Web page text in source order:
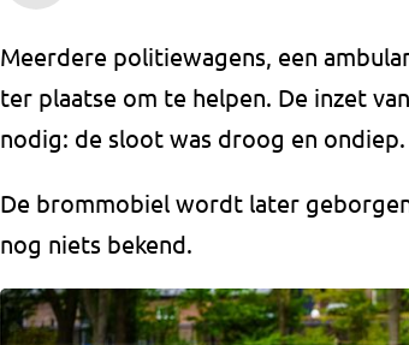
Meerdere politiewagens, een
ter plaatse om te helpen. De inzet
nodig: de sloot was droog en ondiep.
De brommobiel wordt later
nog niets bekend.